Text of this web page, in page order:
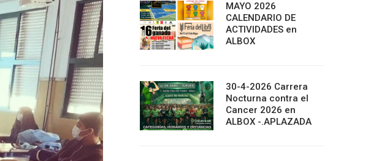
MAYO 2026
CALENDARIO DE
ACTIVIDADES en
ALBOX
30-4-2026 Carrera
Nocturna contra el
Cancer 2026 en
ALBOX -.APLAZADA